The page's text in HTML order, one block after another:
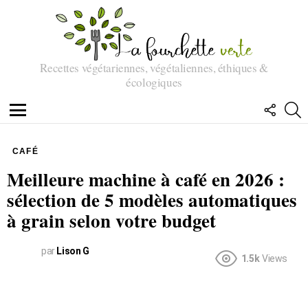
Recettes végétariennes, végétaliennes, éthiques &
écologiques
Menu
NOUS
CAFÉ
Meilleure machine à café en 2026 :
sélection de 5 modèles automatiques
à grain selon votre budget
par Lison G
1.5k Views